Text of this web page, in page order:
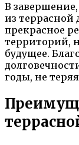
В
из террасной
прекрасное
территорий,
будущее.
годы, не